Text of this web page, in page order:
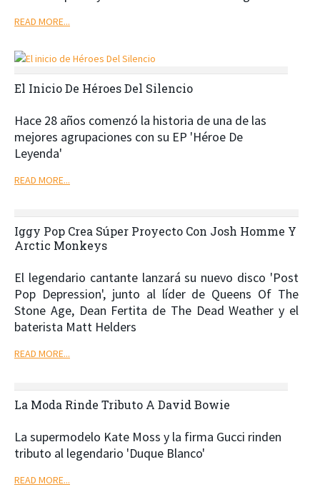
READ MORE...
El Inicio De Héroes Del Silencio
Hace 28 años comenzó la historia de una de las
mejores agrupaciones con su EP 'Héroe De
Leyenda'
READ MORE...
Iggy Pop Crea Súper Proyecto Con Josh Homme Y
Arctic Monkeys
El legendario cantante lanzará su nuevo disco 'Post
Pop Depression', junto al líder de Queens Of The
Stone Age, Dean Fertita de The Dead Weather y el
baterista Matt Helders
READ MORE...
La Moda Rinde Tributo A David Bowie
La supermodelo Kate Moss y la firma Gucci rinden
tributo al legendario 'Duque Blanco'
READ MORE...